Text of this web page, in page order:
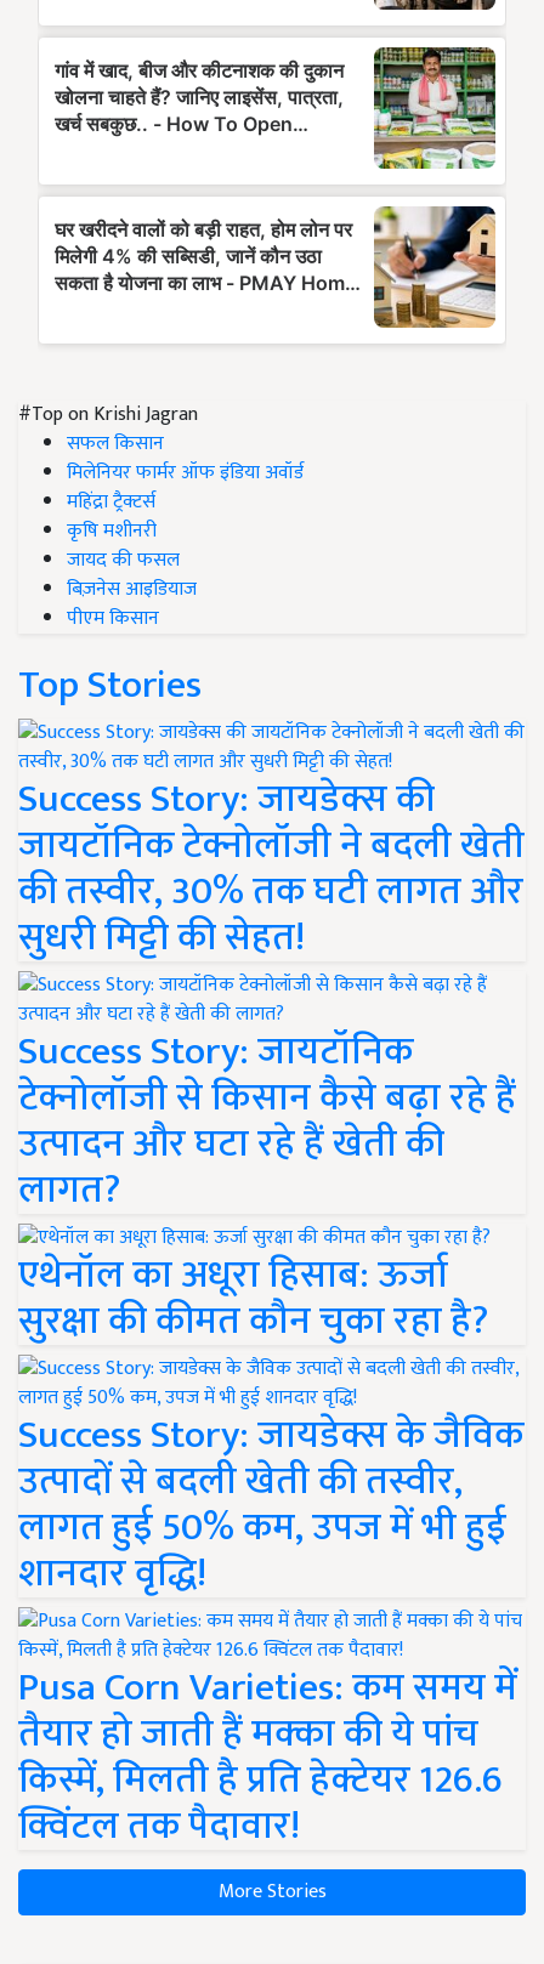
#Top on Krishi Jagran
सफल किसान
मिलेनियर फार्मर ऑफ इंडिया अवॉर्ड
महिंद्रा ट्रैक्टर्स
कृषि मशीनरी
जायद की फसल
बिज़नेस आइडियाज
पीएम किसान
Top Stories
Success Story: जायडेक्स की
जायटॉनिक टेक्नोलॉजी ने बदली खेती
की तस्वीर, 30% तक घटी लागत और
सुधरी मिट्टी की सेहत!
Success Story: जायटॉनिक
टेक्नोलॉजी से किसान कैसे बढ़ा रहे हैं
उत्पादन और घटा रहे हैं खेती की
लागत?
एथेनॉल का अधूरा हिसाब: ऊर्जा
सुरक्षा की कीमत कौन चुका रहा है?
Success Story: जायडेक्स के जैविक
उत्पादों से बदली खेती की तस्वीर,
लागत हुई 50% कम, उपज में भी हुई
शानदार वृद्धि!
Pusa Corn Varieties: कम समय में
तैयार हो जाती हैं मक्का की ये पांच
किस्में, मिलती है प्रति हेक्टेयर 126.6
क्विंटल तक पैदावार!
More Stories